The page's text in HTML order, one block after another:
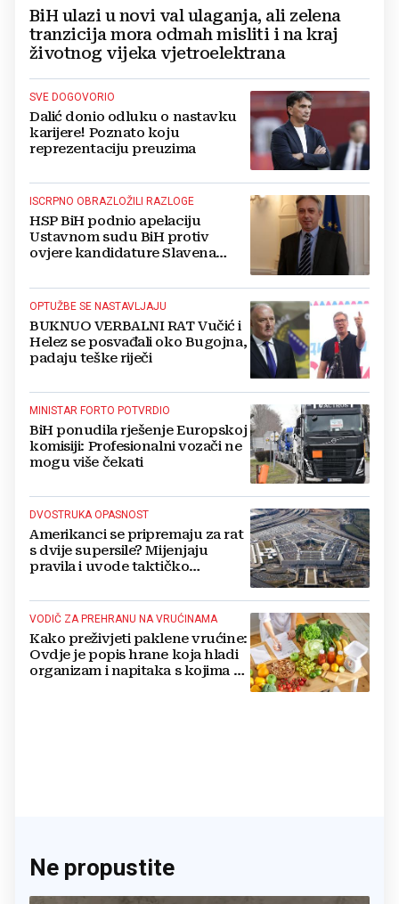
BiH ulazi u novi val ulaganja, ali zelena
tranzicija mora odmah misliti i na kraj
životnog vijeka vjetroelektrana
SVE DOGOVORIO
Dalić donio odluku o nastavku
karijere! Poznato koju
reprezentaciju preuzima
ISCRPNO OBRAZLOŽILI RAZLOGE
HSP BiH podnio apelaciju
Ustavnom sudu BiH protiv
ovjere kandidature Slavena
OPTUŽBE SE NASTAVLJAJU
BUKNUO VERBALNI RAT Vučić i
Helez se posvađali oko Bugojna,
padaju teške riječi
MINISTAR FORTO POTVRDIO
BiH ponudila rješenje Europskoj
komisiji: Profesionalni vozači ne
mogu više čekati
DVOSTRUKA OPASNOST
Amerikanci se pripremaju za rat
s dvije supersile? Mijenjaju
pravila i uvode taktičko
VODIČ ZA PREHRANU NA VRUĆINAMA
Kako preživjeti paklene vrućine:
Ovdje je popis hrane koja hladi
organizam i napitaka s kojima si
Ne propustite